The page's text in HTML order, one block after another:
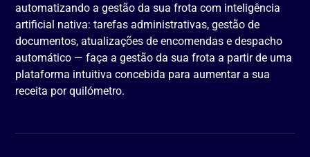
automatizando a gestão da sua frota com inteligência
artificial nativa: tarefas administrativas, gestão de
documentos, atualizações de encomendas e despacho
automático — faça a gestão da sua frota a partir de uma
plataforma intuitiva concebida para aumentar a sua
receita por quilómetro.